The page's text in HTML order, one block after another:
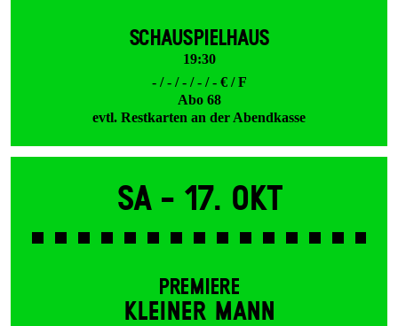
SCHAUSPIELHAUS
19:30
- / - / - / - / - € / F
Abo 68
evtl. Restkarten an der Abendkasse
Sa - 17. Okt
PREMIERE
KLEINER MANN